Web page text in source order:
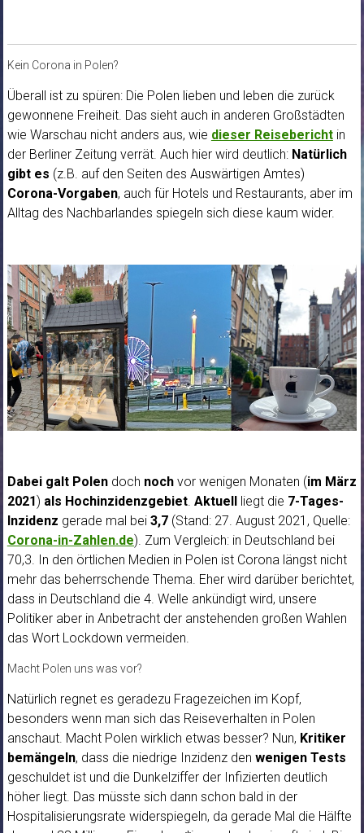
Kein Corona in Polen?
Überall ist zu spüren: Die Polen lieben und leben die zurück
gewonnene Freiheit. Das sieht auch in anderen Großstädten
wie Warschau nicht anders aus, wie dieser Reiseberichtin
der Berliner Zeitung verrät. Auch hier wird deutlich: Natürlich
gibt es (z.B. auf den Seiten des Auswärtigen Amtes)
Corona-Vorgaben, auch für Hotels und Restaurants, aber im
Alltag des Nachbarlandes spiegeln sich diese kaum wider.
Dabei galt Polendoch nochvor wenigen Monaten (im März
2021) als Hochinzidenzgebiet. Aktuell liegt die 7-Tages-
Inzidenz gerade mal bei 3,7(Stand: 27. August 2021, Quelle:
Corona-in-Zahlen.de). Zum Vergleich: in Deutschland bei
70,3. In den örtlichen Medien in Polen ist Corona längst nicht
mehr das beherrschende Thema. Eher wird darüber berichtet,
dass in Deutschland die 4. Welle ankündigt wird, unsere
Politiker aber in Anbetracht der anstehenden großen Wahlen
das Wort Lockdown vermeiden.
Macht Polen uns was vor?
Natürlich regnet es geradezu Fragezeichen im Kopf,
besonders wenn man sich das Reiseverhalten in Polen
anschaut. Macht Polen wirklich etwas besser? Nun, Kritiker
bemängeln, dass die niedrige Inzidenz den wenigen Tests
geschuldet ist und die Dunkelziffer der Infizierten deutlich
höher liegt. Das müsste sich dann schon bald in der
Hospitalisierungsrate widerspiegeln, da gerade Mal die Hälfte